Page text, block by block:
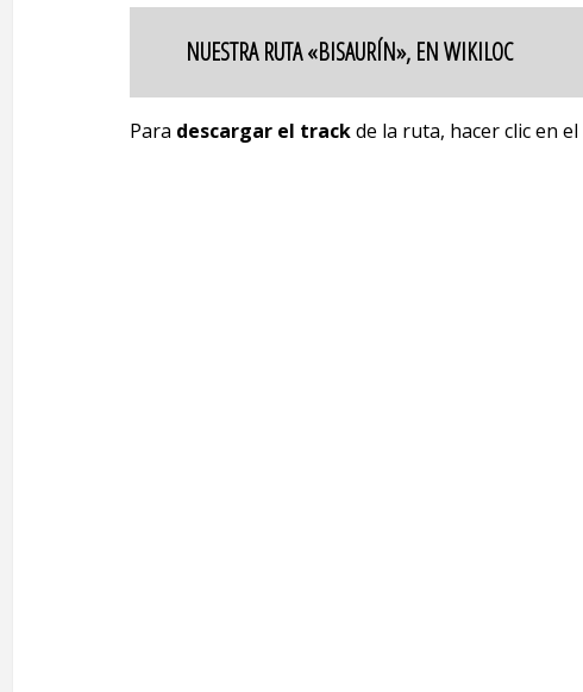
NUESTRA RUTA «BISAURÍN», EN WIKILOC
Para descargar el trackde la ruta, hacer clic en el